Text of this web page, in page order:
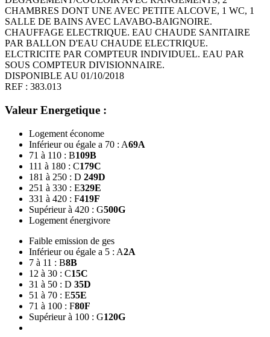
CHAMBRES DONT UNE AVEC PETITE ALCOVE, 1 WC, 1
SALLE DE BAINS AVEC LAVABO-BAIGNOIRE.
CHAUFFAGE ELECTRIQUE. EAU CHAUDE SANITAIRE
PAR BALLON D'EAU CHAUDE ELECTRIQUE.
ELCTRICITE PAR COMPTEUR INDIVIDUEL. EAU PAR
SOUS COMPTEUR DIVISIONNAIRE.
DISPONIBLE AU 01/10/2018
REF : 383.013
Valeur Energetique :
Logement économe
Inférieur ou égale a 70 : A69A
71 à 110 : B109B
111 à 180 : C179C
181 à 250 : D 249D
251 à 330 : E329E
331 à 420 : F419F
Supérieur à 420 : G500G
Logement énergivore
Faible emission de ges
Inférieur ou égale a 5 : A2A
7 à 11 : B8B
12 à 30 : C15C
31 à 50 : D 35D
51 à 70 : E55E
71 à 100 : F80F
Supérieur à 100 : G120G